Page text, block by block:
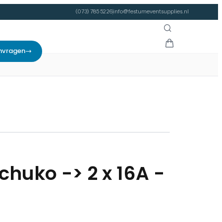
(073) 785 52 26info@festumeventsupplies.nl
-> 2 x 16A -